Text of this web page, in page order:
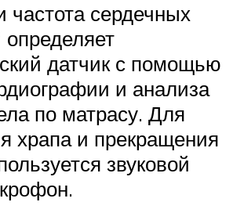
сердечных
датчик с помощью
и анализа
по матрасу. Для
храпа и прекращения
звуковой